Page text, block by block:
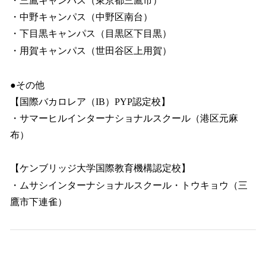
・中野キャンパス（中野区南台）
・下目黒キャンパス（目黒区下目黒）
・用賀キャンパス（世田谷区上用賀）
●その他
【国際バカロレア（IB）PYP認定校】
・サマーヒルインターナショナルスクール（港区元麻
布）
【ケンブリッジ大学国際教育機構認定校】
・ムサシインターナショナルスクール・トウキョウ（三
鷹市下連雀）